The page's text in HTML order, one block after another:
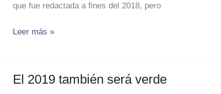
que fue redactada a fines del 2018, pero
Leer más »
El 2019 también será verde
El